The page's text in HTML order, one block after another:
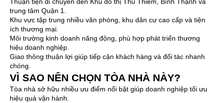
Thuận tiện di chuyển đến Khu đô thị Thủ Thiêm, Bình Thạnh và
trung tâm Quận 1.
Khu vực tập trung nhiều văn phòng, khu dân cư cao cấp và tiện
ích thương mại.
Môi trường kinh doanh năng động, phù hợp phát triển thương
hiệu doanh nghiệp.
Giao thông thuận lợi giúp tiếp cận khách hàng và đối tác nhanh
chóng.
VÌ SAO NÊN CHỌN TÒA NHÀ NÀY?
Tòa nhà sở hữu nhiều ưu điểm nổi bật giúp doanh nghiệp tối ưu
hiệu quả vận hành.